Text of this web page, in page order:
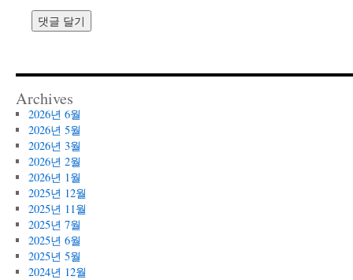
Archives
2026년 6월
2026년 5월
2026년 3월
2026년 2월
2026년 1월
2025년 12월
2025년 11월
2025년 7월
2025년 6월
2025년 5월
2024년 12월